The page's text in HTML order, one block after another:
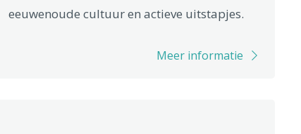
eeuwenoude cultuur en actieve uitstapjes.
Meer informatie